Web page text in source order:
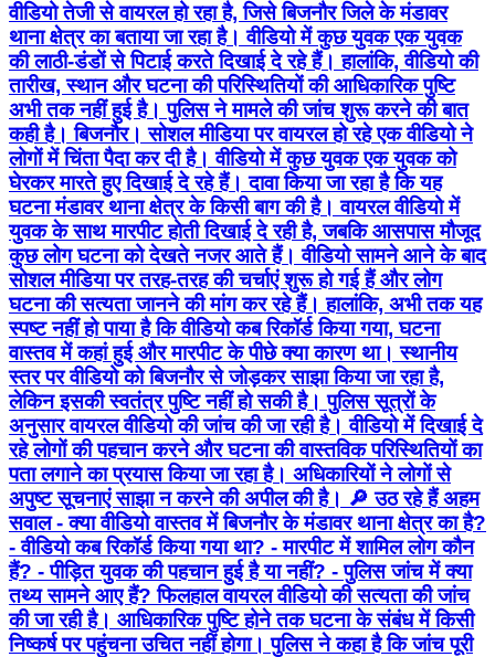
वीडियो तेजी से वायरल हो रहा है, जिसे बिजनौर जिले के मंडावर
थाना क्षेत्र का बताया जा रहा है। वीडियो में कुछ युवक एक युवक
की लाठी-डंडों से पिटाई करते दिखाई दे रहे हैं। हालांकि, वीडियो की
तारीख, स्थान और घटना की परिस्थितियों की आधिकारिक पुष्टि
अभी तक नहीं हुई है। पुलिस ने मामले की जांच शुरू करने की बात
कही है। बिजनौर। सोशल मीडिया पर वायरल हो रहे एक वीडियो ने
लोगों में चिंता पैदा कर दी है। वीडियो में कुछ युवक एक युवक को
घेरकर मारते हुए दिखाई दे रहे हैं। दावा किया जा रहा है कि यह
घटना मंडावर थाना क्षेत्र के किसी बाग की है। वायरल वीडियो में
युवक के साथ मारपीट होती दिखाई दे रही है, जबकि आसपास मौजूद
कुछ लोग घटना को देखते नजर आते हैं। वीडियो सामने आने के बाद
सोशल मीडिया पर तरह-तरह की चर्चाएं शुरू हो गई हैं और लोग
घटना की सत्यता जानने की मांग कर रहे हैं। हालांकि, अभी तक यह
स्पष्ट नहीं हो पाया है कि वीडियो कब रिकॉर्ड किया गया, घटना
वास्तव में कहां हुई और मारपीट के पीछे क्या कारण था। स्थानीय
स्तर पर वीडियो को बिजनौर से जोड़कर साझा किया जा रहा है,
लेकिन इसकी स्वतंत्र पुष्टि नहीं हो सकी है। पुलिस सूत्रों के
अनुसार वायरल वीडियो की जांच की जा रही है। वीडियो में दिखाई दे
रहे लोगों की पहचान करने और घटना की वास्तविक परिस्थितियों का
पता लगाने का प्रयास किया जा रहा है। अधिकारियों ने लोगों से
अपुष्ट सूचनाएं साझा न करने की अपील की है। 🔎 उठ रहे हैं अहम
सवाल - क्या वीडियो वास्तव में बिजनौर के मंडावर थाना क्षेत्र का है?
- वीडियो कब रिकॉर्ड किया गया था? - मारपीट में शामिल लोग कौन
हैं? - पीड़ित युवक की पहचान हुई है या नहीं? - पुलिस जांच में क्या
तथ्य सामने आए हैं? फिलहाल वायरल वीडियो की सत्यता की जांच
की जा रही है। आधिकारिक पुष्टि होने तक घटना के संबंध में किसी
निष्कर्ष पर पहुंचना उचित नहीं होगा। पुलिस ने कहा है कि जांच पूरी